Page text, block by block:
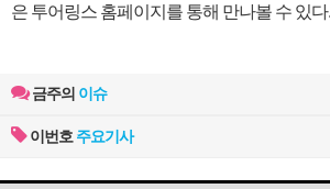
은 투어링스 홈페이지를 통해 만나볼 수 있다.
금주의 이슈
이번호 주요기사